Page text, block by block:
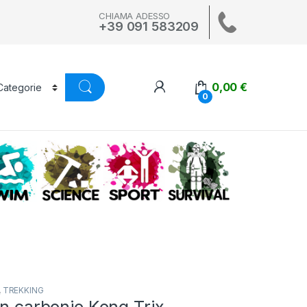
CHIAMA ADESSO
+39 091 583209
0
0,00€
SWIM SCIENCE ALTRI SPORT
, TREKKING